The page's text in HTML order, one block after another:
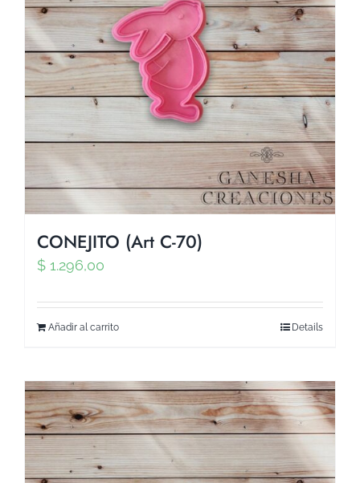
CONEJITO (Art C-70)
$ 1.296,00
Añadir al carrito Details